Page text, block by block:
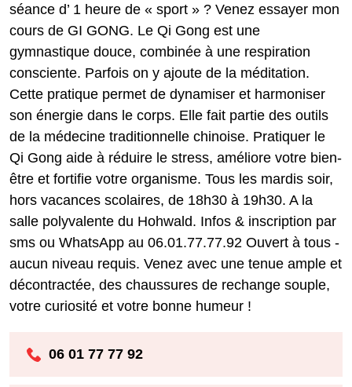
séance d’ 1 heure de « sport » ? Venez essayer mon
cours de GI GONG. Le Qi Gong est une
gymnastique douce, combinée à une respiration
consciente. Parfois on y ajoute de la méditation.
Cette pratique permet de dynamiser et harmoniser
son énergie dans le corps. Elle fait partie des outils
de la médecine traditionnelle chinoise. Pratiquer le
Qi Gong aide à réduire le stress, améliore votre bien-
être et fortifie votre organisme. Tous les mardis soir,
hors vacances scolaires, de 18h30 à 19h30. A la
salle polyvalente du Hohwald. Infos & inscription par
sms ou WhatsApp au 06.01.77.77.92 Ouvert à tous -
aucun niveau requis. Venez avec une tenue ample et
décontractée, des chaussures de rechange souple,
votre curiosité et votre bonne humeur !
06 01 77 77 92